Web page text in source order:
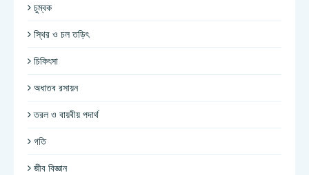
চুম্বক
স্থির ও চল তড়িৎ
চিকিৎসা
অধাতব রসায়ন
তরল ও বায়বীয় পদার্থ
গতি
জীব বিজ্ঞান